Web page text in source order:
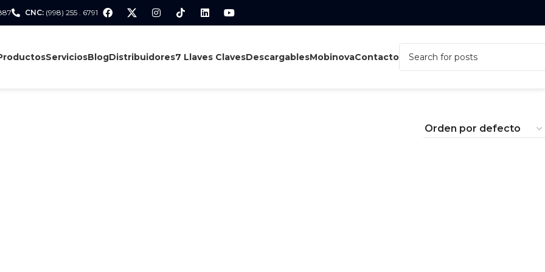
CNC: (998) 255 . 6791
ServiciosBlogDistribuidores7 Llaves ClavesDescargablesMobinovaContacto